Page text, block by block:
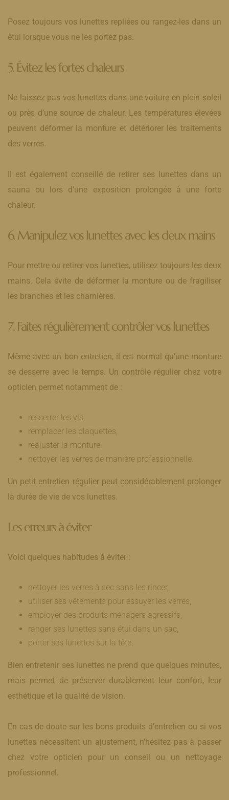
Posez toujours vos lunettes repliées ou rangez-les dans un
étui lorsque vous ne les portez pas.
5. Évitez les fortes chaleurs
Ne laissez pas vos lunettes dans une voiture en plein soleil
ou près d’une source de chaleur. Les températures élevées
peuvent déformer la monture et détériorer les traitements
des verres.
Il est également conseillé de retirer ses lunettes dans un
sauna ou lors d’une exposition prolongée à une forte
chaleur.
6. Manipulez vos lunettes avec les deux mains
Pour mettre ou retirer vos lunettes, utilisez toujours les deux
mains. Cela évite de déformer la monture ou de fragiliser
les branches et les charnières.
7. Faites régulièrement contrôler vos lunettes
Même avec un bon entretien, il est normal qu’une monture
se desserre avec le temps. Un contrôle régulier chez votre
opticien permet notamment de :
resserrer les vis,
remplacer les plaquettes,
réajuster la monture,
nettoyer les verres de manière professionnelle.
Un petit entretien régulier peut considérablement prolonger
la durée de vie de vos lunettes.
Les erreurs à éviter
Voici quelques habitudes à éviter :
nettoyer les verres à sec sans les rincer,
utiliser ses vêtements pour essuyer les verres,
employer des produits ménagers agressifs,
ranger ses lunettes sans étui dans un sac,
porter ses lunettes sur la tête.
Bien entretenir ses lunettes ne prend que quelques minutes,
mais permet de préserver durablement leur confort, leur
esthétique et la qualité de vision.
En cas de doute sur les bons produits d’entretien ou si vos
lunettes nécessitent un ajustement, n’hésitez pas à passer
chez votre opticien pour un conseil ou un nettoyage
professionnel.